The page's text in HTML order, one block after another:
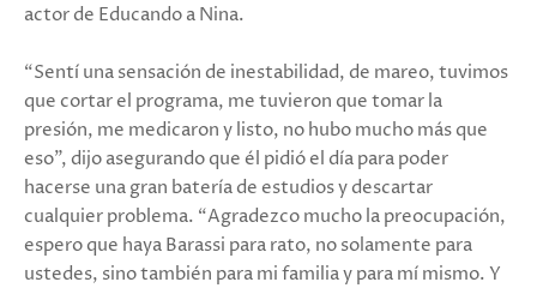
actor de Educando a Nina.
“Sentí una sensación de inestabilidad, de mareo, tuvimos
que cortar el programa, me tuvieron que tomar la
presión, me medicaron y listo, no hubo mucho más que
eso”, dijo asegurando que él pidió el día para poder
hacerse una gran batería de estudios y descartar
cualquier problema. “Agradezco mucho la preocupación,
espero que haya Barassi para rato, no solamente para
ustedes, sino también para mi familia y para mí mismo. Y